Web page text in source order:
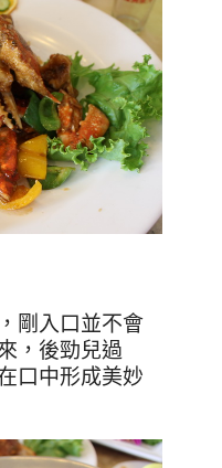
剛入口並不會
，後勁兒過
口中形成美妙